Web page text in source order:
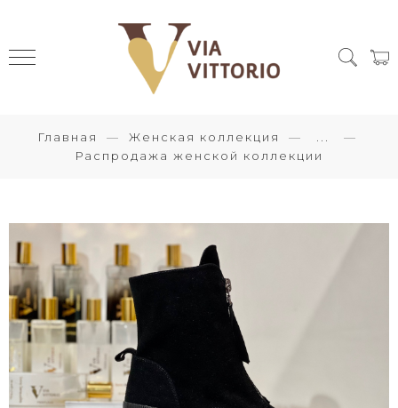
Главная Женская коллекция
Распродажа женской коллекции